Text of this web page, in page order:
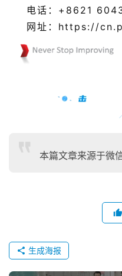
电话：+8621
网址：https://
本篇文章来源于微
生成海报